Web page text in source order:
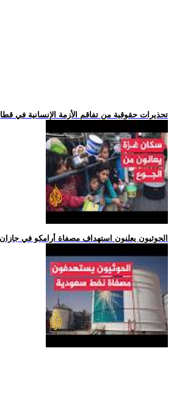
.. تحذيرات حقوقية من تفاقم الأزمة الإنسانية في
.. الحوثيون يعلنون استهداف مصفاة أرامكو في